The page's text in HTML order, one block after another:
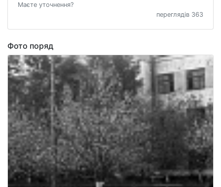
Маєте уточнення?
переглядів 363
Фото поряд